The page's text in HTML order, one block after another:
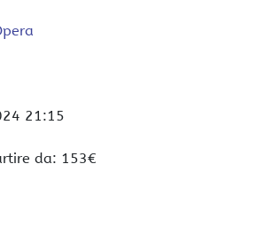
21:15
da: 153€